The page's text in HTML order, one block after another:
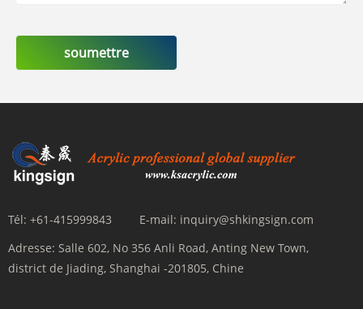
soumettre
Tél: +61-415999843 E-mail: inquiry@shkingsign.com
Adresse: Salle 602, No 356 Anli Road, Anting New Town,
district de Jiading, Shanghai -201805, Chine